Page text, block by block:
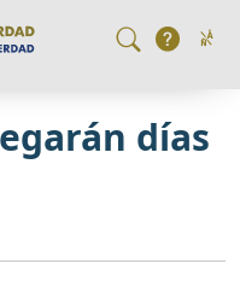
días